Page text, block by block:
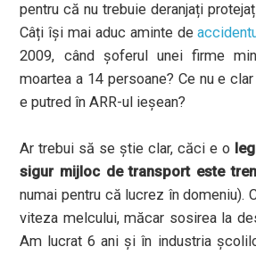
pentru că nu trebuie deranjați
Câți își mai aduc aminte de
2009, când șoferul unei firme
moartea a 14 persoane? Ce nu e
e putred în ARR-ul ieșean?
Ar trebui să se știe clar, căci e o
sigur mijloc de transport este
numai pentru că lucrez în domeniu).
viteza melcului, măcar sosirea la
Am lucrat 6 ani și în industria